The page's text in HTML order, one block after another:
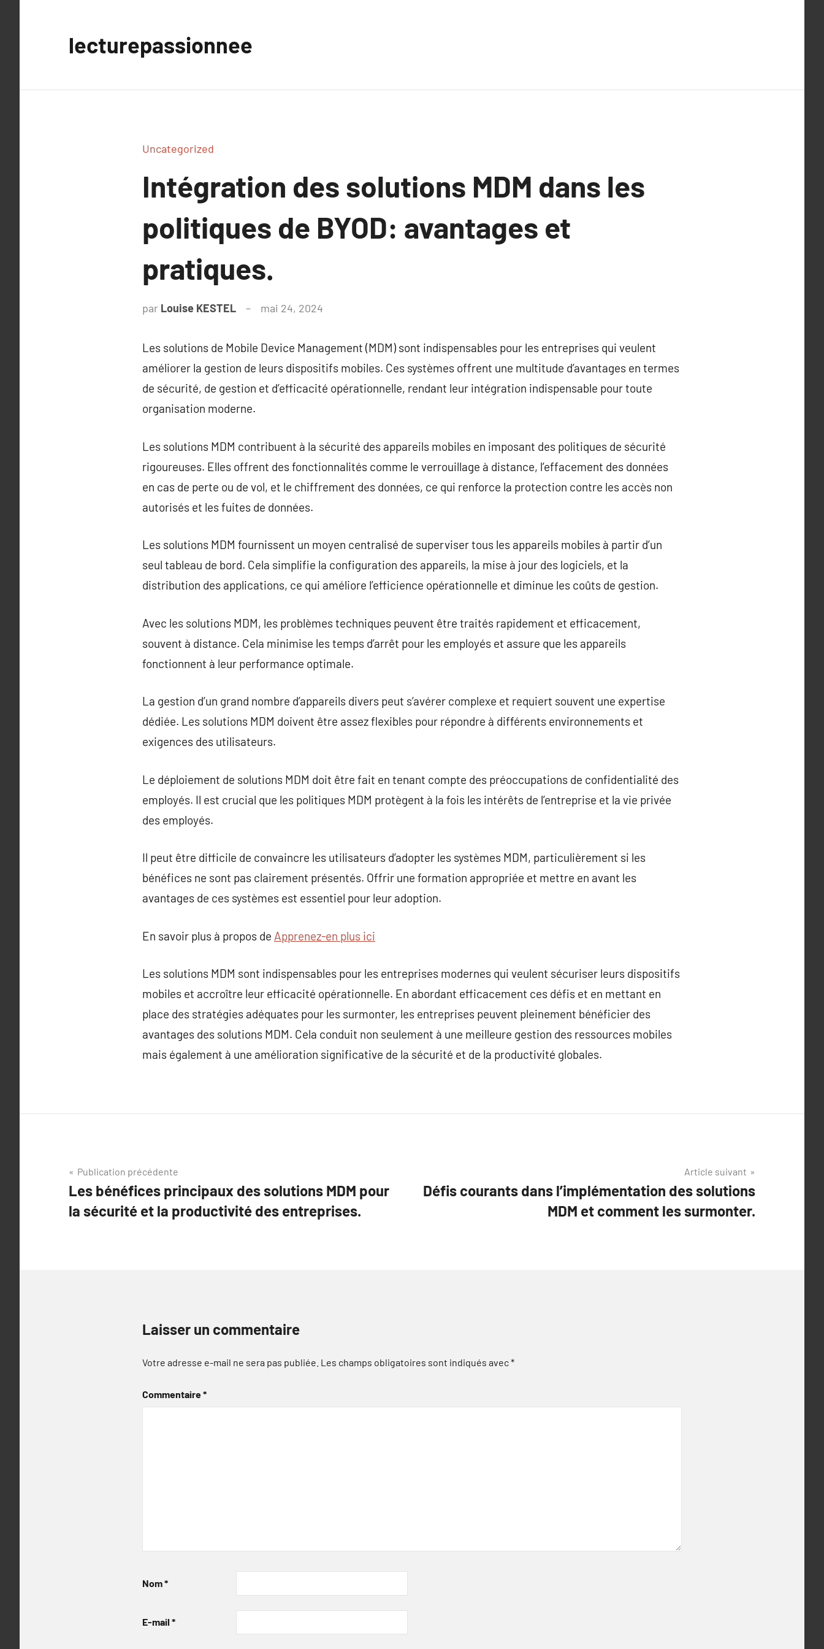
lecturepassionnee
Uncategorized
Intégration des solutions MDM dans les
politiques de BYOD: avantages et
pratiques.
par Louise KESTEL mai 24, 2024
Les solutions de Mobile Device Management (MDM) sont indispensables pour les entreprises qui veulent
améliorer la gestion de leurs dispositifs mobiles. Ces systèmes offrent une multitude d’avantages en termes
de sécurité, de gestion et d’efficacité opérationnelle, rendant leur intégration indispensable pour toute
organisation moderne.
Les solutions MDM contribuent à la sécurité des appareils mobiles en imposant des politiques de sécurité
rigoureuses. Elles offrent des fonctionnalités comme le verrouillage à distance, l’effacement des données
en cas de perte ou de vol, et le chiffrement des données, ce qui renforce la protection contre les accès non
autorisés et les fuites de données.
Les solutions MDM fournissent un moyen centralisé de superviser tous les appareils mobiles à partir d’un
seul tableau de bord. Cela simplifie la configuration des appareils, la mise à jour des logiciels, et la
distribution des applications, ce qui améliore l’efficience opérationnelle et diminue les coûts de gestion.
Avec les solutions MDM, les problèmes techniques peuvent être traités rapidement et efficacement,
souvent à distance. Cela minimise les temps d’arrêt pour les employés et assure que les appareils
fonctionnent à leur performance optimale.
La gestion d’un grand nombre d’appareils divers peut s’avérer complexe et requiert souvent une expertise
dédiée. Les solutions MDM doivent être assez flexibles pour répondre à différents environnements et
exigences des utilisateurs.
Le déploiement de solutions MDM doit être fait en tenant compte des préoccupations de confidentialité des
employés. Il est crucial que les politiques MDM protègent à la fois les intérêts de l’entreprise et la vie privée
des employés.
Il peut être difficile de convaincre les utilisateurs d’adopter les systèmes MDM, particulièrement si les
bénéfices ne sont pas clairement présentés. Offrir une formation appropriée et mettre en avant les
avantages de ces systèmes est essentiel pour leur adoption.
En savoir plus à propos de Apprenez-en plus ici
Les solutions MDM sont indispensables pour les entreprises modernes qui veulent sécuriser leurs dispositifs
mobiles et accroître leur efficacité opérationnelle. En abordant efficacement ces défis et en mettant en
place des stratégies adéquates pour les surmonter, les entreprises peuvent pleinement bénéficier des
avantages des solutions MDM. Cela conduit non seulement à une meilleure gestion des ressources mobiles
mais également à une amélioration significative de la sécurité et de la productivité globales.
Navigation
de
l’article
Publication précédente
Les bénéfices principaux des solutions MDM pour
la sécurité et la productivité des entreprises.
Article suivant
Défis courants dans l’implémentation des solutions
MDM et comment les surmonter.
Laisser un commentaire
Votre adresse e-mail ne sera pas publiée. Les champs obligatoires sont indiqués avec*
Commentaire*
Nom*
E-mail *